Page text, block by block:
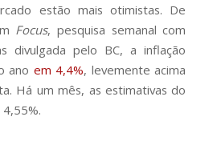
estão mais otimistas. De
Focus, pesquisa semanal com
divulgada pelo BC, a inflação
ano em 4,4%, levemente acima
Há um mês, as estimativas do